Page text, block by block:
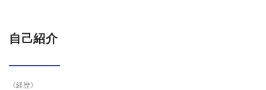
自己紹介
《経歴》